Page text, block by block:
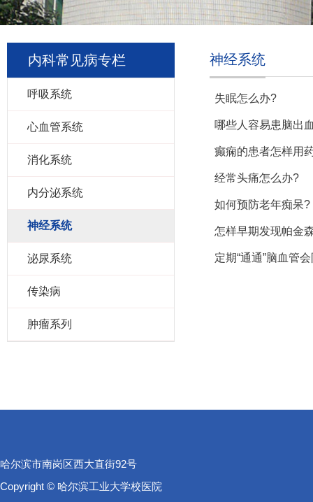
内科常见病专栏
呼吸系统
心血管系统
消化系统
内分泌系统
神经系统
泌尿系统
传染病
肿瘤系列
神经系统
失眠怎么办?
哪些人容易患脑出
癫痫的患者怎样用
经常头痛怎么办?
如何预防老年痴呆?
怎样早期发现帕金
定期“通通”脑血管
哈尔滨市南岗区西大直街92号
Copyright © 哈尔滨工业大学校医院